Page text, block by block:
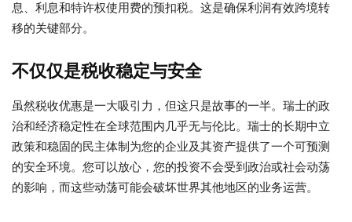
息、利息和特许权使用费的预扣税。这是确保利润有效跨境转
移的关键部分。
不仅仅是税收稳定与安全
虽然税收优惠是一大吸引力，但这只是故事的一半。瑞士的政
治和经济稳定性在全球范围内几乎无与伦比。瑞士的长期中立
政策和稳固的民主体制为您的企业及其资产提供了一个可预测
的安全环境。您可以放心，您的投资不会受到政治或社会动荡
的影响，而这些动荡可能会破坏世界其他地区的业务运营。